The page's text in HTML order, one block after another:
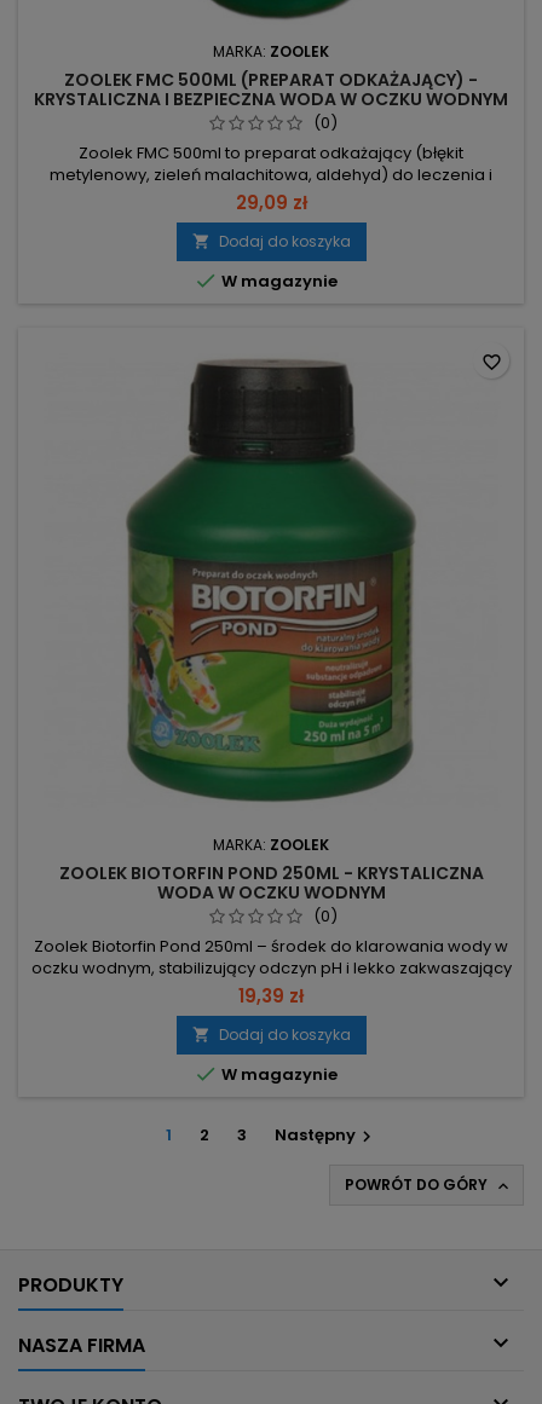
MARKA: ZOOLEK
ZOOLEK FMC 500ML (PREPARAT ODKAŻAJĄCY) -
KRYSTALICZNA I BEZPIECZNA WODA W OCZKU WODNYM
(0)
Zoolek FMC 500ml to preparat odkażający (błękit
metylenowy, zieleń malachitowa, aldehyd) do leczenia i
profilaktyki chorób ryb w oczkach wodnych. Działa leczniczo
na ospę, pleśniawkę i infekcje bakteryjne, bezpieczny dla ryb
i roślin. 50 ml / 1000 l – dawkowanie lecznicze, prosta
aplikacja i wysoka wydajność. 3 składniki aktywne (błękit
metylenowy,...
29,09 zł
 Dodaj do koszyka
 W magazynie
MARKA: ZOOLEK
ZOOLEK BIOTORFIN POND 250ML - KRYSTALICZNA
WODA W OCZKU WODNYM
(0)
Zoolek Biotorfin Pond 250ml – środek do klarowania wody w
oczku wodnym, stabilizujący odczyn pH i lekko zakwaszający
wodę. Poprawia klarowność, kondycję ryb i wzrost roślin
poprzez usuwanie zanieczyszczeń i neutralizację toksyn. 250
ml na 5 000 l – opakowanie wystarcza na obróbkę 5 000
litrów wody. Usuwa szkodliwe substancje białkowe –
eliminuje odpady...
19,39 zł
 Dodaj do koszyka
 W magazynie
favorite_border
1 2 3 Następny
POWRÓT DO GÓRY 
PRODUKTY 
NASZA FIRMA 